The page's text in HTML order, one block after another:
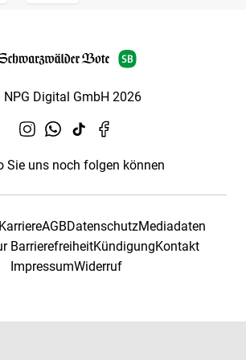
Digital GmbH 2026
Sie uns noch folgen können
AGBDatenschutzMediadaten
BarrierefreiheitKündigungKontakt
ImpressumWiderruf